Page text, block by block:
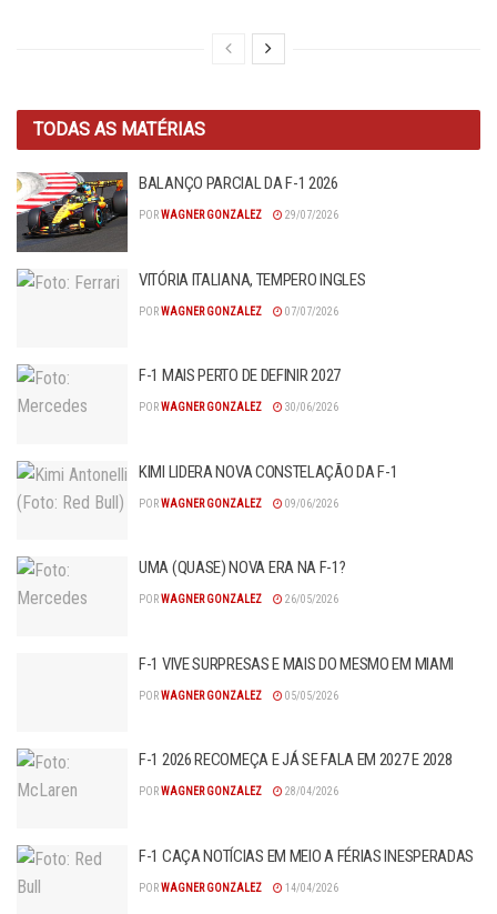
TODAS AS MATÉRIAS
BALANÇO PARCIAL DA F-1 2026
PORWAGNER GONZALEZ 29/07/2026
VITÓRIA ITALIANA, TEMPERO INGLES
PORWAGNER GONZALEZ 07/07/2026
F-1 MAIS PERTO DE DEFINIR 2027
PORWAGNER GONZALEZ 30/06/2026
KIMI LIDERA NOVA CONSTELAÇÃO DA F-1
PORWAGNER GONZALEZ 09/06/2026
UMA (QUASE) NOVA ERA NA F-1?
PORWAGNER GONZALEZ 26/05/2026
F-1 VIVE SURPRESAS E MAIS DO MESMO EM MIAMI
PORWAGNER GONZALEZ 05/05/2026
F-1 2026 RECOMEÇA E JÁ SE FALA EM 2027 E 2028
PORWAGNER GONZALEZ 28/04/2026
F-1 CAÇA NOTÍCIAS EM MEIO A FÉRIAS INESPERADAS
PORWAGNER GONZALEZ 14/04/2026